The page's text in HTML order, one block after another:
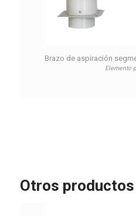
Brazo de aspiración
Elemento
Otros